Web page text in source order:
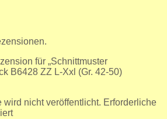
für „Schnittmuster
B6428 ZZ L-Xxl (Gr. 42-50)
wird nicht veröffentlicht. Erforderliche